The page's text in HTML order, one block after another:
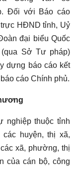
Đối với Báo cáo
HĐND tỉnh, Uỷ
đại biểu Quốc
Sở Tư pháp)
dựng báo cáo kết
cáo Chính phủ.
nghiệp thuộc tỉnh
huyện, thị xã,
xã, phường, thị
của cán bộ, công